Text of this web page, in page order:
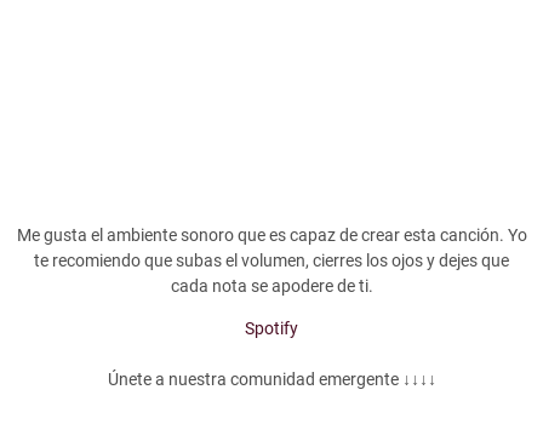
Me gusta el ambiente sonoro que es capaz de crear esta canción. Yo
te recomiendo que subas el volumen, cierres los ojos y dejes que
cada nota se apodere de ti.
Spotify
Únete a nuestra comunidad emergente ↓↓↓↓